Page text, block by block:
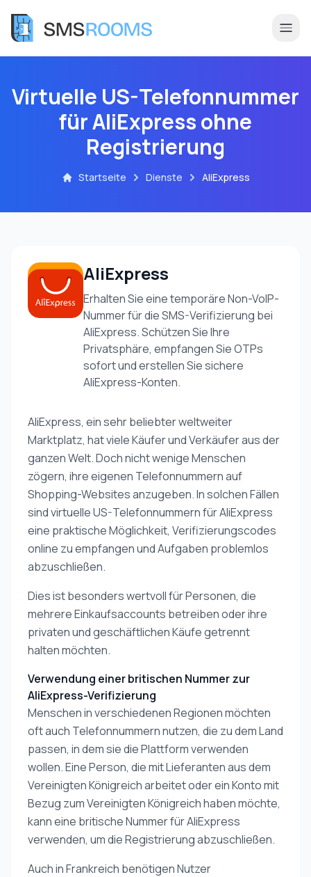
Virtuelle US-Telefonnummer
für AliExpress ohne
Registrierung
Startseite Dienste AliExpress
AliExpress
Erhalten Sie eine temporäre Non-VoIP-
Nummer für die SMS-Verifizierung bei
AliExpress. Schützen Sie Ihre
Privatsphäre, empfangen Sie OTPs
sofort und erstellen Sie sichere
AliExpress-Konten.
AliExpress, ein sehr beliebter weltweiter
Marktplatz, hat viele Käufer und Verkäufer aus der
ganzen Welt. Doch nicht wenige Menschen
zögern, ihre eigenen Telefonnummern auf
Shopping-Websites anzugeben. In solchen Fällen
sind virtuelle US-Telefonnummern für AliExpress
eine praktische Möglichkeit, Verifizierungscodes
online zu empfangen und Aufgaben problemlos
abzuschließen.
Dies ist besonders wertvoll für Personen, die
mehrere Einkaufsaccounts betreiben oder ihre
privaten und geschäftlichen Käufe getrennt
halten möchten.
Verwendung einer britischen Nummer zur
AliExpress-Verifizierung
Menschen in verschiedenen Regionen möchten
oft auch Telefonnummern nutzen, die zu dem Land
passen, in dem sie die Plattform verwenden
wollen. Eine Person, die mit Lieferanten aus dem
Vereinigten Königreich arbeitet oder ein Konto mit
Bezug zum Vereinigten Königreich haben möchte,
kann eine britische Nummer für AliExpress
verwenden, um die Registrierung abzuschließen.
Auch in Frankreich benötigen Nutzer